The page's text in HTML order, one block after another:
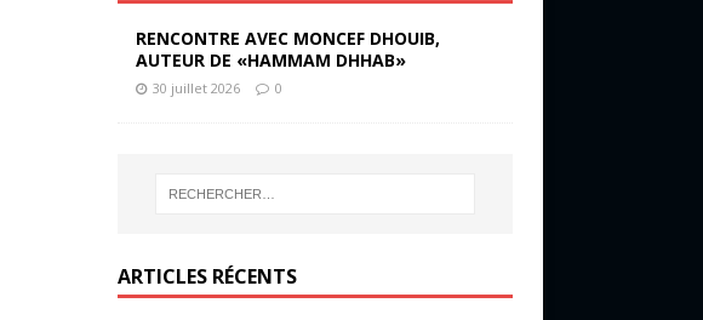
RENCONTRE AVEC MONCEF DHOUIB,
AUTEUR DE «HAMMAM DHHAB»
30 juillet 2026 0
ARTICLES RÉCENTS